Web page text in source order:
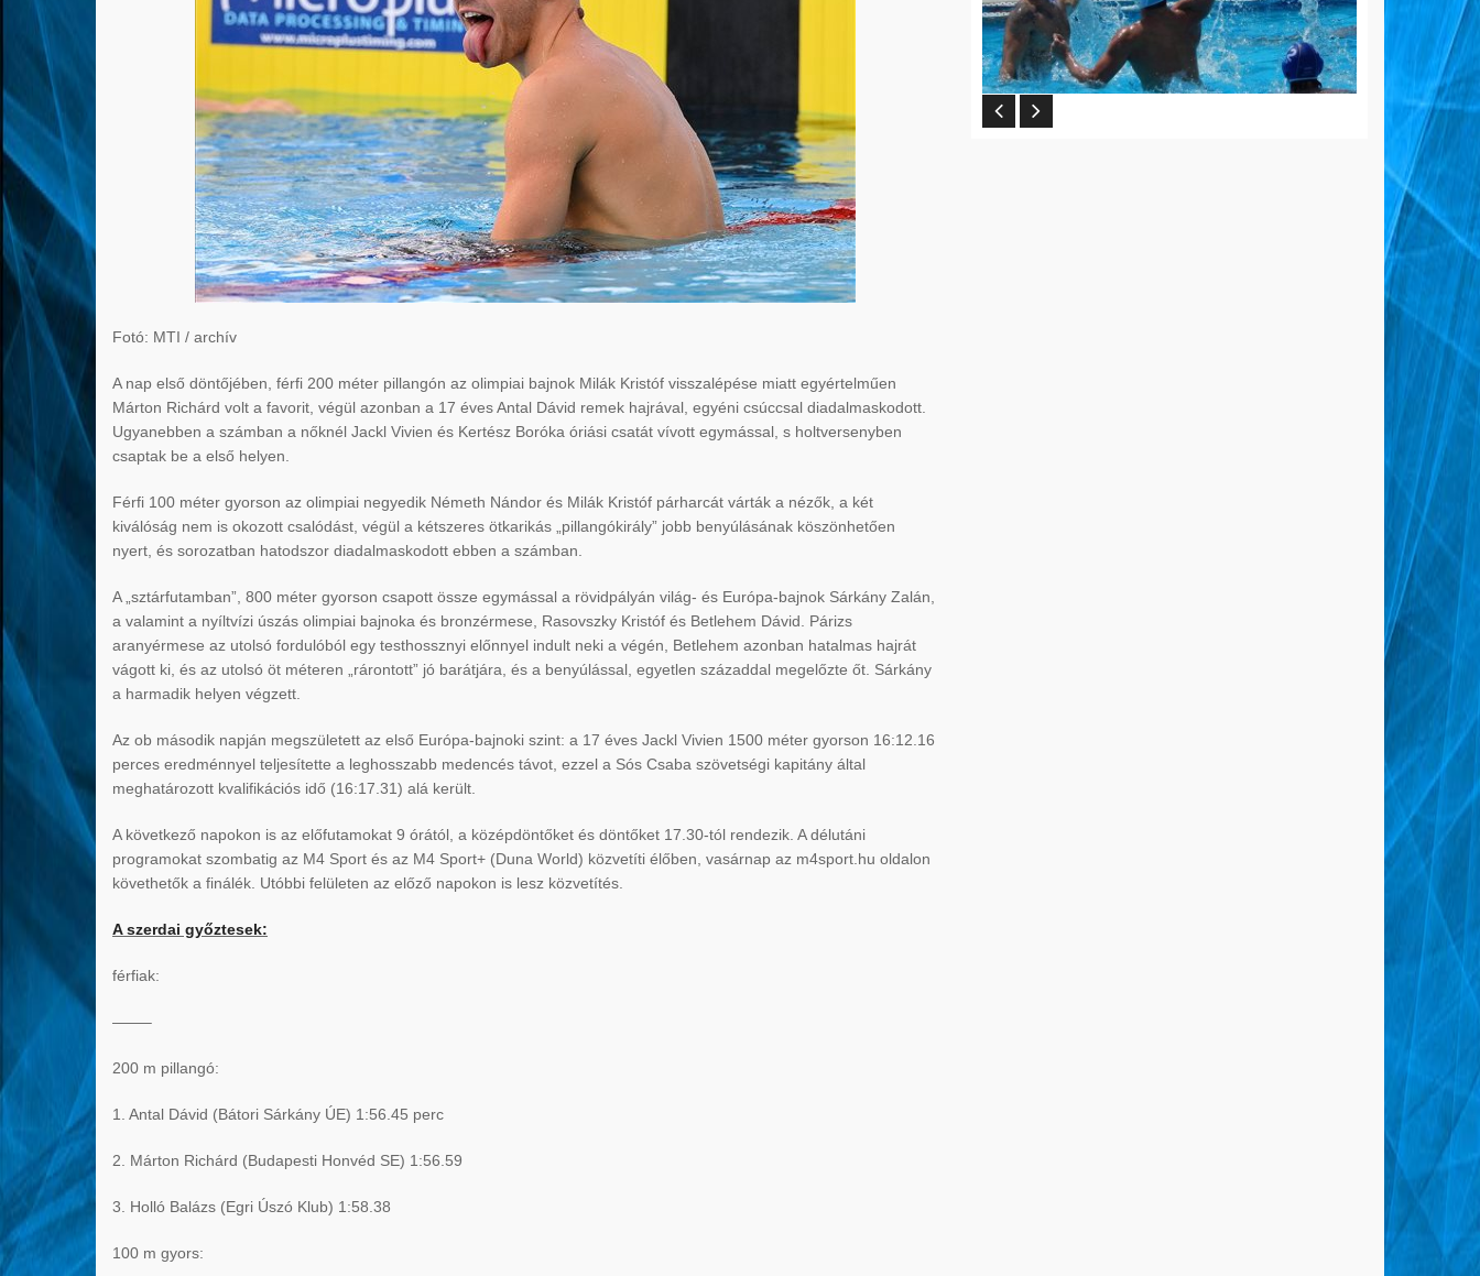
Fotó: MTI / archív
A nap első döntőjében, férfi 200 méter pillangón az olimpiai bajnok Milák Kristóf visszalépése miatt egyértelműen
Márton Richárd volt a favorit, végül azonban a 17 éves Antal Dávid remek hajrával, egyéni csúccsal diadalmaskodott.
Ugyanebben a számban a nőknél Jackl Vivien és Kertész Boróka óriási csatát vívott egymással, s holtversenyben
csaptak be a első helyen.
Férfi 100 méter gyorson az olimpiai negyedik Németh Nándor és Milák Kristóf párharcát várták a nézők, a két
kiválóság nem is okozott csalódást, végül a kétszeres ötkarikás „pillangókirály” jobb benyúlásának köszönhetően
nyert, és sorozatban hatodszor diadalmaskodott ebben a számban.
A „sztárfutamban”, 800 méter gyorson csapott össze egymással a rövidpályán világ- és Európa-bajnok Sárkány Zalán,
a valamint a nyíltvízi úszás olimpiai bajnoka és bronzérmese, Rasovszky Kristóf és Betlehem Dávid. Párizs
aranyérmese az utolsó fordulóból egy testhossznyi előnnyel indult neki a végén, Betlehem azonban hatalmas hajrát
vágott ki, és az utolsó öt méteren „rárontott” jó barátjára, és a benyúlással, egyetlen századdal megelőzte őt. Sárkány
a harmadik helyen végzett.
Az ob második napján megszületett az első Európa-bajnoki szint: a 17 éves Jackl Vivien 1500 méter gyorson 16:12.16
perces eredménnyel teljesítette a leghosszabb medencés távot, ezzel a Sós Csaba szövetségi kapitány által
meghatározott kvalifikációs idő (16:17.31) alá került.
A következő napokon is az előfutamokat 9 órától, a középdöntőket és döntőket 17.30-tól rendezik. A délutáni
programokat szombatig az M4 Sport és az M4 Sport+ (Duna World) közvetíti élőben, vasárnap az m4sport.hu oldalon
követhetők a finálék. Utóbbi felületen az előző napokon is lesz közvetítés.
A szerdai győztesek:
férfiak:
——–
200 m pillangó:
1. Antal Dávid (Bátori Sárkány ÚE) 1:56.45 perc
2. Márton Richárd (Budapesti Honvéd SE) 1:56.59
3. Holló Balázs (Egri Úszó Klub) 1:58.38
100 m gyors: